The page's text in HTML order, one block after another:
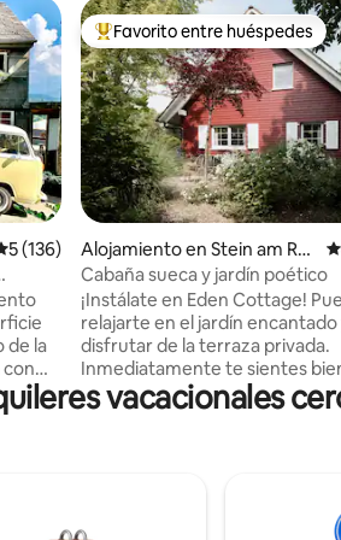
promedio: 5 de 5, 136 reseñas
5 (136)
de la
con
lago
tan
Favorito entre huéspedes
Favorito entre huéspedes
Alojamiento en Stein am Rh
ein
Cabaña sueca y jardín poético
¡Instálate en Eden Cottage!
relajarte en el jardín encantado
disfrutar de la terraza privada.
Inmediatamente te sientes
en la casa elegante y
cariño. La cocina está
Internet de alta velocidad
como juegos en interiores y
vacacionales